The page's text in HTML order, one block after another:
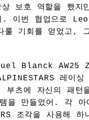
보호 역할을 했지
. 이번 협업으로
룰 기회를 얻었고,
Blanck AW25
레이싱
츠에 자신의 패턴
을 만들었어. 각 아
조각을 사용해 하